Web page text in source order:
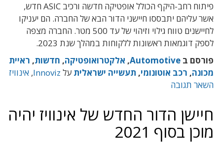
פיתוח רחב-היקף הכולל אופטיקה חדשה ורכיב ASIC חדש,
אשר עליהם יתבססו חיישני הדור הבא של החברה. הם יעניקו
לחיישנים טווח גילוי וזיהוי של עד 500 מטר. החברה מצפה
לספק דוגמאות ראשונות ללקוחות במהלך שנת 2023.
פורסם ב Automotive
, אלקטרואופטיקה, חדשות, ראיית
מכונה, רכב אוטונומי, תעשייה ישראלית על Innoviz
, אינוויז
השאר תגובה
חיישן הדור החדש של אינוויז יהיה
מוכן בסוף 2021